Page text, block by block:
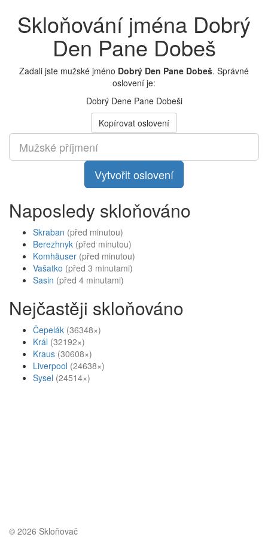
Skloňování jména Dobrý
Den Pane Dobeš
Zadali jste mužské jméno Dobrý Den Pane Dobeš. Správné
oslovení je:
Dobrý Dene Pane Dobeši
Kopírovat oslovení
Vytvořit oslovení
Naposledy skloňováno
Skraban (před minutou)
Berezhnyk (před minutou)
Komhäuser (před minutou)
Vašatko (před 3 minutami)
Sasin (před 4 minutami)
Nejčastěji skloňováno
Čepelák (36348×)
Král (32192×)
Kraus (30608×)
Liverpool (24638×)
Sysel (24514×)
© 2026 Skloňovač